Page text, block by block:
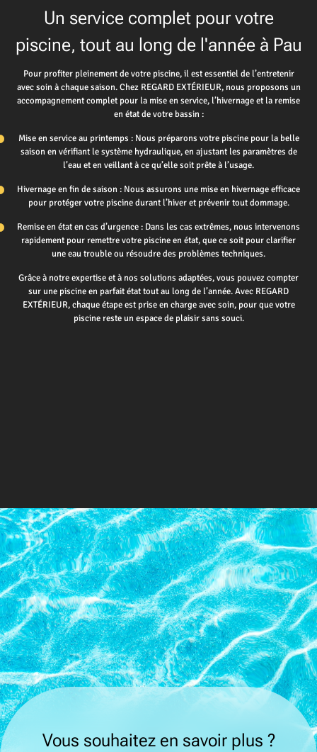
Un service complet pour votre
piscine, tout au long de l'année à Pau
Pour profiter pleinement de votre piscine, il est essentiel de l’entretenir
avec soin à chaque saison. Chez REGARD EXTÉRIEUR, nous proposons un
accompagnement complet pour la mise en service, l’hivernage et la remise
en état de votre bassin :
Mise en service au printemps : Nous préparons votre piscine pour la belle
saison en vérifiant le système hydraulique, en ajustant les paramètres de
l’eau et en veillant à ce qu’elle soit prête à l’usage.
Hivernage en fin de saison : Nous assurons une mise en hivernage efficace
pour protéger votre piscine durant l’hiver et prévenir tout dommage.
Remise en état en cas d’urgence : Dans les cas extrêmes, nous intervenons
rapidement pour remettre votre piscine en état, que ce soit pour clarifier
une eau trouble ou résoudre des problèmes techniques.
Grâce à notre expertise et à nos solutions adaptées, vous pouvez compter
sur une piscine en parfait état tout au long de l’année. Avec REGARD
EXTÉRIEUR, chaque étape est prise en charge avec soin, pour que votre
piscine reste un espace de plaisir sans souci.
Vous souhaitez en savoir plus ?